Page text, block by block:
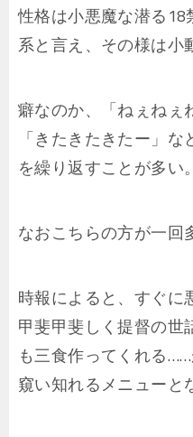
性格は小悪魔な潜る
系と言え、その様は小
癖なのか、「ねぇねぇ
「きたきたきたー」
を繰り返すことが多い。
なおこちらの方が一回
時報によると、すぐに
甲斐甲斐しく提督の
も三食作ってくれる
窺い知れるメニューと